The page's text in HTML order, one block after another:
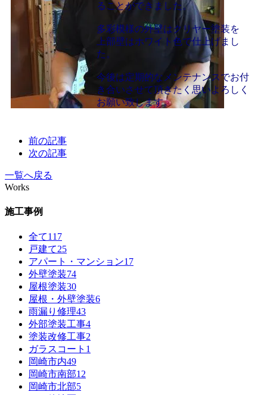
ることができました。
多彩模様の外壁はクリヤー塗装を
上部壁はホワイト色で仕上げまし
た。
今後は定期的なメンテナンスでお付
き合いさせて頂きたく思いよろしく
お願い致します。
前の記事
次の記事
一覧へ戻る
Works
施工事例
全て117
戸建て25
アパート・マンション17
外壁塗装74
屋根塗装30
屋根・外壁塗装6
雨漏り修理43
外部塗装工事4
塗装改修工事2
ガラスコート 1
岡崎市内49
岡崎市南部12
岡崎市北部5